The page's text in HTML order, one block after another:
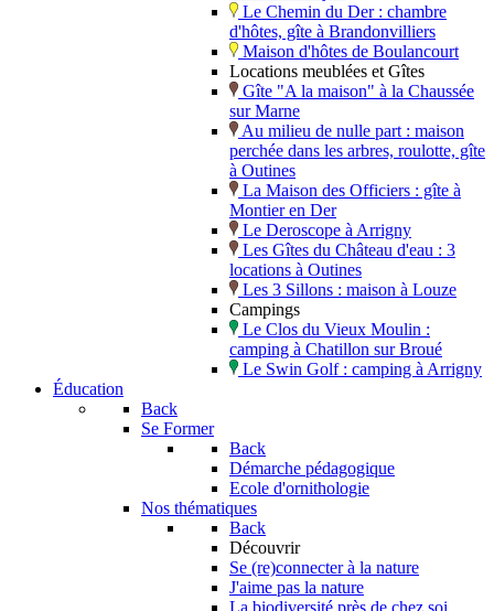
Le Chemin du Der : chambre
d'hôtes, gîte à Brandonvilliers
Maison d'hôtes de Boulancourt
Locations meublées et Gîtes
Gîte "A la maison" à la Chaussée
sur Marne
Au milieu de nulle part : maison
perchée dans les arbres, roulotte, gîte
à Outines
La Maison des Officiers : gîte à
Montier en Der
Le Deroscope à Arrigny
Les Gîtes du Château d'eau : 3
locations à Outines
Les 3 Sillons : maison à Louze
Campings
Le Clos du Vieux Moulin :
camping à Chatillon sur Broué
Le Swin Golf : camping à Arrigny
Éducation
Back
Se Former
Back
Démarche pédagogique
Ecole d'ornithologie
Nos thématiques
Back
Découvrir
Se (re)connecter à la nature
J'aime pas la nature
La biodiversité près de chez soi